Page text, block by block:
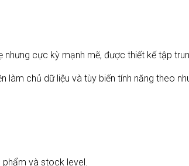
cực kỳ mạnh mẽ, được thiết kế tập
chủ dữ liệu và tùy biến tính năng theo
phẩm và stock level.